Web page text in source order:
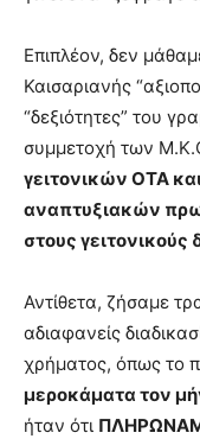
Επιπλέον, δεν
Καισαριανής
“δεξιότητες” του
συμμετοχή των
γειτονικών ΟΤΑ
αναπτυξιακών
στους γειτονικούς
Αντίθετα, ζήσαμε
αδιαφανείς
χρήματος, όπως το
μεροκάματα τον
ήταν ότι